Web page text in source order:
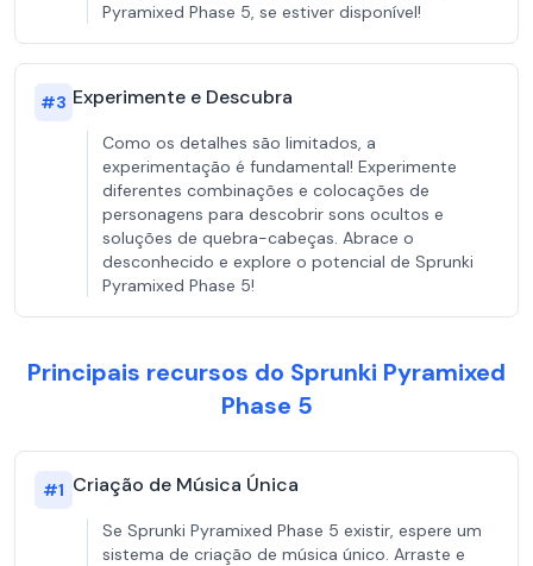
Pyramixed Phase 5, se estiver disponível!
#3 Experimente e Descubra
Como os detalhes são limitados, a
experimentação é fundamental! Experimente
diferentes combinações e colocações de
personagens para descobrir sons ocultos e
soluções de quebra-cabeças. Abrace o
desconhecido e explore o potencial de Sprunki
Pyramixed Phase 5!
Principais recursos do Sprunki Pyramixed
Phase 5
#1 Criação de Música Única
Se Sprunki Pyramixed Phase 5 existir, espere um
sistema de criação de música único. Arraste e